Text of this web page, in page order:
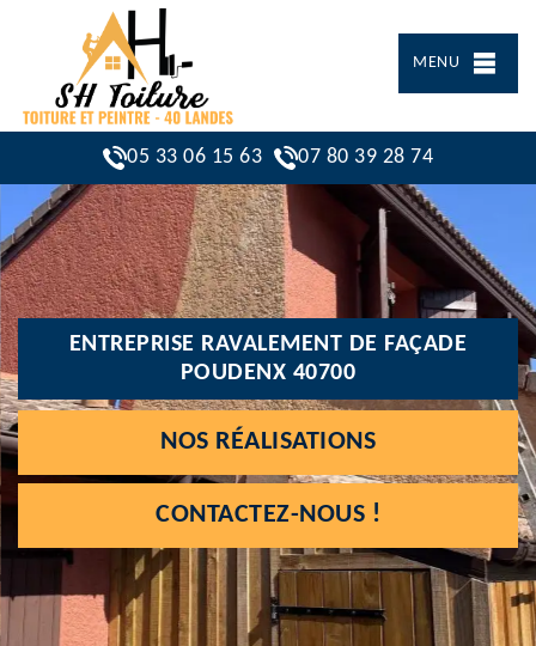
MENU
05 33 06 15 63 07 80 39 28 74
ENTREPRISE RAVALEMENT DE FAÇADE
POUDENX 40700
NOS RÉALISATIONS
CONTACTEZ-NOUS !